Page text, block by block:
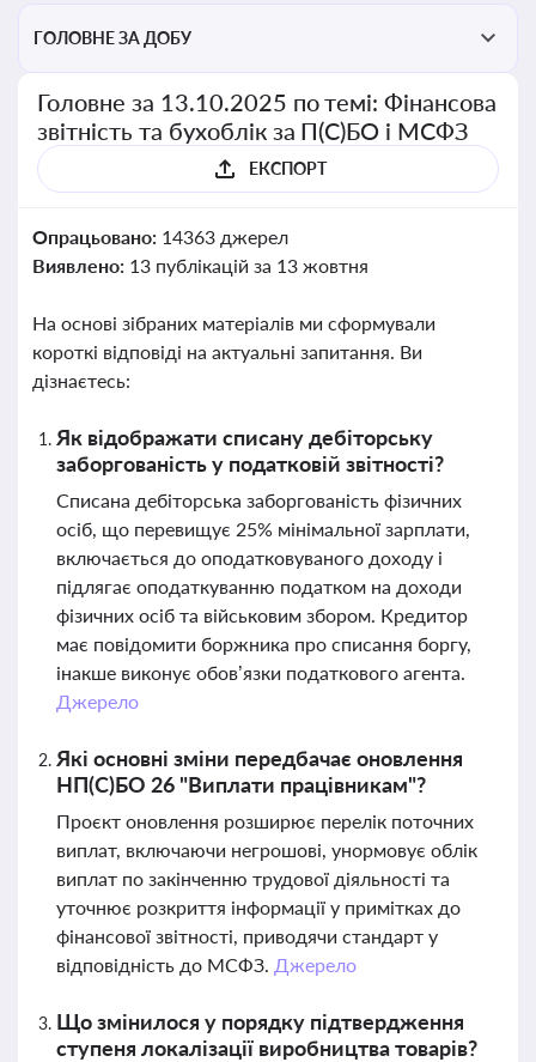
ГОЛОВНЕ ЗА ДОБУ
Головне за 13.10.2025 по темі: Фінансова
звітність та бухоблік за П(С)БО і МСФЗ
ЕКСПОРТ
Опрацьовано: 14363 джерел
Виявлено: 13 публікацій за 13 жовтня
На основі зібраних матеріалів ми сформували
короткі відповіді на актуальні запитання. Ви
дізнаєтесь:
Як відображати списану дебіторську
заборгованість у податковій звітності?
Списана дебіторська заборгованість фізичних
осіб, що перевищує 25% мінімальної зарплати,
включається до оподатковуваного доходу і
підлягає оподаткуванню податком на доходи
фізичних осіб та військовим збором. Кредитор
має повідомити боржника про списання боргу,
інакше виконує обов’язки податкового агента.
Джерело
Які основні зміни передбачає оновлення
НП(С)БО 26 "Виплати працівникам"?
Проєкт оновлення розширює перелік поточних
виплат, включаючи негрошові, унормовує облік
виплат по закінченню трудової діяльності та
уточнює розкриття інформації у примітках до
фінансової звітності, приводячи стандарт у
відповідність до МСФЗ. Джерело
Що змінилося у порядку підтвердження
ступеня локалізації виробництва товарів?